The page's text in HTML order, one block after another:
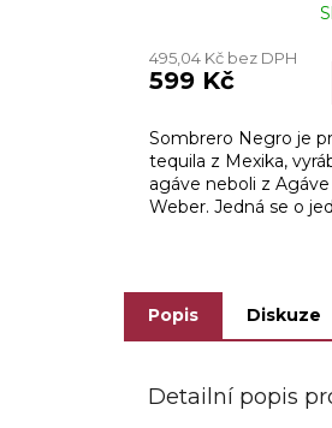
produktu
je
z
5
hvězdiček.
495,04 Kč bez DPH
599 Kč
Sombrero Negro je
tequila z Mexika,
agáve neboli z Agáve
Weber. Jedná se o
Popis Diskuze
Detailní popis